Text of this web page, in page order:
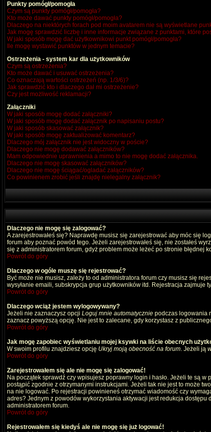
Punkty pomógł/pomogła
Czym są punkty pomógł/pomogła?
Kto może dawać punkty pomógł/pomogła?
Dlaczego na niektórych forach pod moim avatarem nie są wyświetlane
Jak mogę sprawdzić liczbę i inne informacje związane z punktami, które
W jaki sposób mogę dać użytkownikowi punkt pomógł/pomogła?
Ile mogę wystawić punktów w jednym temacie?
Ostrzeżenia - system kar dla użytkowników
Czym są ostrzeżenia?
Kto może dawać i usuwać ostrzeżenia?
Co oznaczają wartości ostrzeżeń (np. 1/3/6)?
Jak sprawdzić kto i dlaczego dał mi ostrzeżenie?
Czy jest możliwość reklamacji?
Załączniki
W jaki sposób mogę dodać załączniki?
W jaki sposób mogę dodać załącznik po napisaniu postu?
W jaki sposób skasować załącznik?
W jaki sposób mogę zaktualizować komentarz?
Dlaczego mój załącznik nie jest widoczny w poście?
Dlaczego nie mogę dodawać załączników?
Mam odpowiednie uprawnienia a mimo to nie mogę dodać załącznika.
Dlaczego nie mogę skasować załączników?
Dlaczego nie mogę ściągać/ogladać załączników?
Co powinienem zrobić jeśli znajdę nielegalny załącznik?
Dlaczego nie mogę się zalogować?
A zarejestrowałeś się? Naprawdę musisz się zarejestrować aby móc się
forum aby poznać powód tego. Jeżeli zarejestrowałeś się, nie zostałeś
się z administratorem forum, gdyż problem może leżeć po stronie błędnej
Powrót do góry
Dlaczego w ogóle muszę się rejestrować?
Być może nie musisz, zależy to od administratora forum czy musisz się
wysyłanie emaili, subskrypcja grup użytkowników itd. Rejestracja zajmuje
Powrót do góry
Dlaczego wciąż jestem wylogowywany?
Jeżeli nie zaznaczysz opcji Loguj mnie automatycznie podczas logowania
zaznacz powyższą opcję. Nie jest to zalecane, gdy korzystasz z
Powrót do góry
Jak mogę zapobiec wyświetlaniu mojej ksywki na liście obecnych
W swoim profilu znajdziesz opcję Ukryj moją obecność na forum. Jeżeli ją
Powrót do góry
Zarejestrowałem się ale nie mogę się zalogować!
Na początek sprawdź czy wpisujesz poprawny login i hasło. Jeżeli te są
postąpić zgodnie z otrzymanymi instrukcjami. Jeżeli tak nie jest to może
na nie logować. Po rejestracji powinieneś otrzymać wiadomość czy
adres? Jednym z powodów wykorzystania aktywacji jest redukcja
administratorem forum.
Powrót do góry
Rejestrowałem się kiedyś ale nie mogę się już logować!